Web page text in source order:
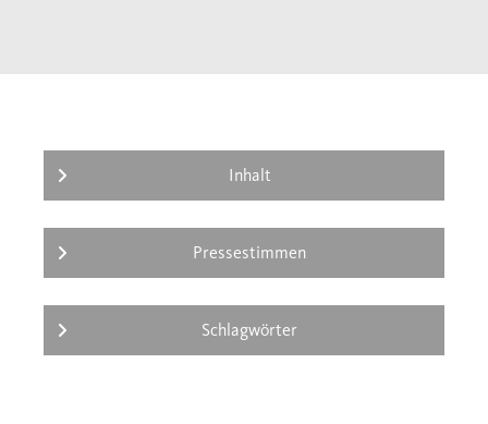
Inhalt
Pressestimmen
Schlagwörter